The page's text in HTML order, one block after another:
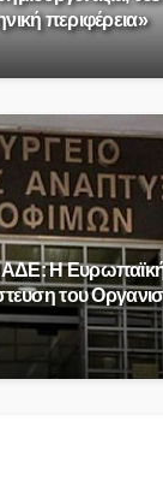
περιφέρεια»
H
του